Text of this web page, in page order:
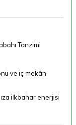
Tanzimi
ve iç mekân
ilkbahar enerjisi